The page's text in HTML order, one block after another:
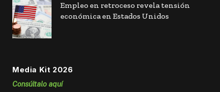
Empleo en retroceso revela tensión
económica en Estados Unidos
Media Kit 2026
Consúltalo aquí